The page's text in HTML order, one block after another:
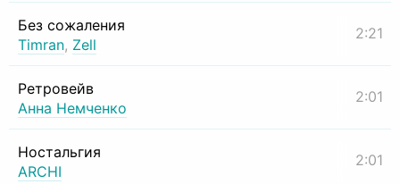
Без сожаления
Timran, Zell
2:21
Ретровейв
Анна Немченко
2:01
Ностальгия
ARCHI
2:01